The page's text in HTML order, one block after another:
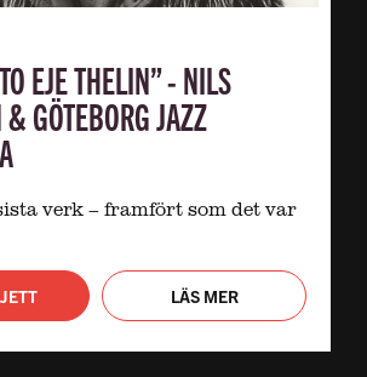
EJE THELIN” - NILS
GÖTEBORG JAZZ
verk – framfört som det var
LÄS MER